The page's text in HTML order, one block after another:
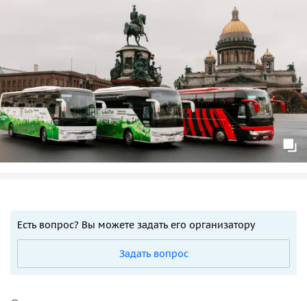
Есть вопрос? Вы можете задать его организатору
Задать вопрос